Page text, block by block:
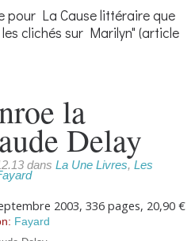
pour La Cause littéraire que
clichés sur Marilyn" (article
la
Delay
dans La Une Livres, Les
2003, 336 pages, 20,90 €
Fayard